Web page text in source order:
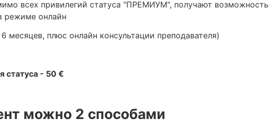
всех привилегий статуса "ПРЕМИУМ", получают возможность
режиме онлайн
плюс онлайн консультации преподавателя)
статуса - 50 €
можно 2 способами